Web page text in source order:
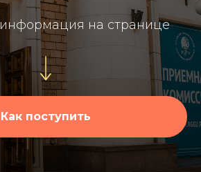
на странице
Как поступить